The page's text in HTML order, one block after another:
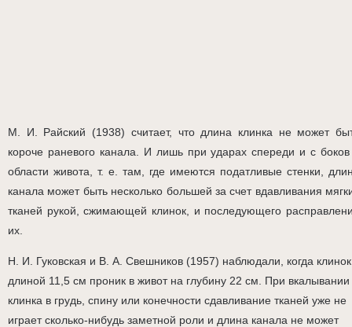
М. И. Райский (1938) считает, что длина клинка не может
короче раневого канала. И лишь при ударах спереди и с
области живота, т. е. там, где имеются податливые стенки,
канала может быть несколько большей за счет вдавливания
тканей рукой, сжимающей клинок, и последующего
их.
Н. И. Гуковская и В. А. Свешников (1957) наблюдали, когда клинок
длиной 11,5 см проник в живот на глубину 22 см. При вкалывании
клинка в грудь, спину или конечности сдавливание тканей уже не
играет сколько-нибудь заметной роли и длина канала не может